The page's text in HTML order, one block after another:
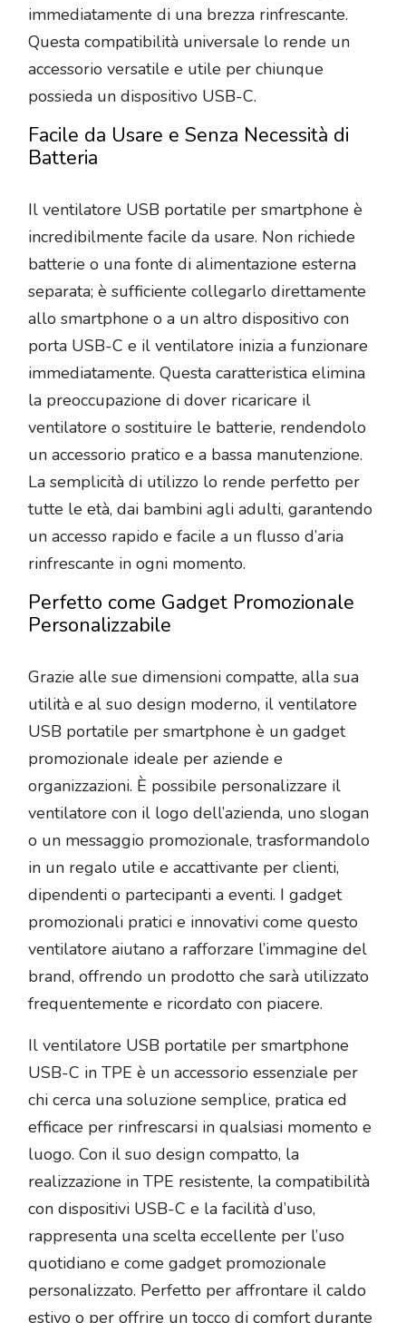
immediatamente di una brezza rinfrescante.
Questa compatibilità universale lo rende un
accessorio versatile e utile per chiunque
possieda un dispositivo USB-C.
Facile da Usare e Senza Necessità di
Batteria
Il ventilatore USB portatile per smartphone è
incredibilmente facile da usare. Non richiede
batterie o una fonte di alimentazione esterna
separata; è sufficiente collegarlo direttamente
allo smartphone o a un altro dispositivo con
porta USB-C e il ventilatore inizia a funzionare
immediatamente. Questa caratteristica elimina
la preoccupazione di dover ricaricare il
ventilatore o sostituire le batterie, rendendolo
un accessorio pratico e a bassa manutenzione.
La semplicità di utilizzo lo rende perfetto per
tutte le età, dai bambini agli adulti, garantendo
un accesso rapido e facile a un flusso d’aria
rinfrescante in ogni momento.
Perfetto come Gadget Promozionale
Personalizzabile
Grazie alle sue dimensioni compatte, alla sua
utilità e al suo design moderno, il ventilatore
USB portatile per smartphone è un gadget
promozionale ideale per aziende e
organizzazioni. È possibile personalizzare il
ventilatore con il logo dell’azienda, uno slogan
o un messaggio promozionale, trasformandolo
in un regalo utile e accattivante per clienti,
dipendenti o partecipanti a eventi. I gadget
promozionali pratici e innovativi come questo
ventilatore aiutano a rafforzare l’immagine del
brand, offrendo un prodotto che sarà utilizzato
frequentemente e ricordato con piacere.
Il ventilatore USB portatile per smartphone
USB-C in TPE è un accessorio essenziale per
chi cerca una soluzione semplice, pratica ed
efficace per rinfrescarsi in qualsiasi momento e
luogo. Con il suo design compatto, la
realizzazione in TPE resistente, la compatibilità
con dispositivi USB-C e la facilità d’uso,
rappresenta una scelta eccellente per l’uso
quotidiano e come gadget promozionale
personalizzato. Perfetto per affrontare il caldo
estivo o per offrire un tocco di comfort durante